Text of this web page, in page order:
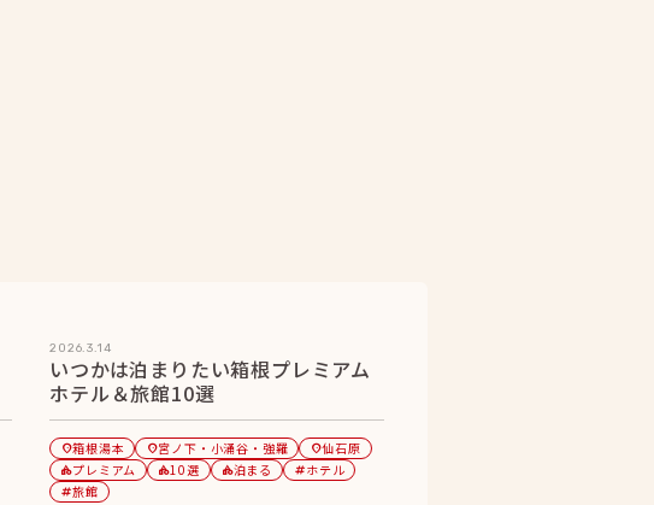
2026.3.14
いつかは泊まりたい箱根プレミアム
ホテル＆旅館10選
location_on箱根湯本 location_on宮ノ下・小涌谷・強羅 location_on仙石原
categoryプレミアム category10選 category泊まる tagホテル
tag旅館